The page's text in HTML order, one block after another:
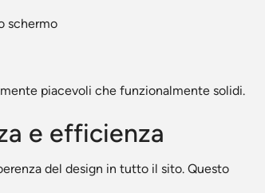
schermo
piacevoli che funzionalmente solidi.
e efficienza
del design in tutto il sito. Questo